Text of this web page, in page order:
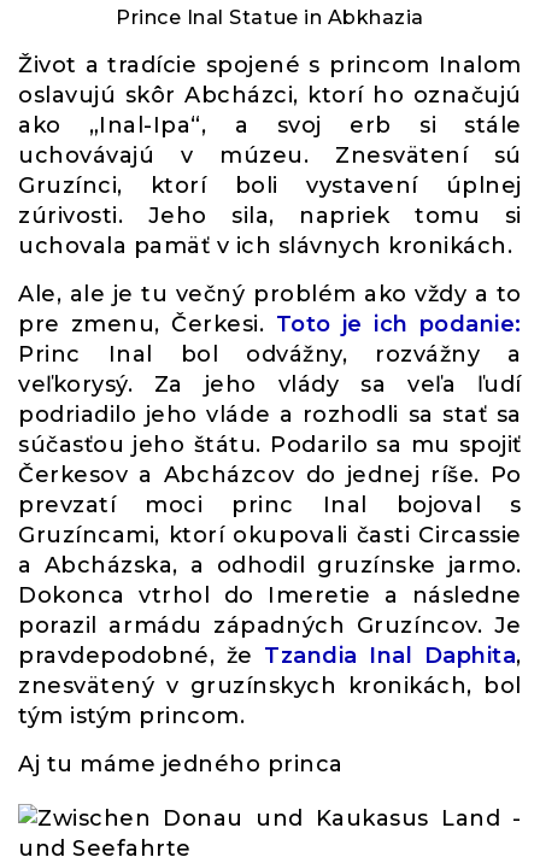
Prince Inal Statue in Abkhazia
Život a tradície spojené s princom Inalom
oslavujú skôr Abcházci, ktorí ho označujú
ako „Inal-Ipa“, a svoj erb si stále
uchovávajú v múzeu. Znesvätení sú
Gruzínci, ktorí boli vystavení úplnej
zúrivosti. Jeho sila, napriek tomu si
uchovala pamäť v ich slávnych kronikách.
Ale, ale je tu večný problém ako vždy a to
pre zmenu, Čerkesi. Toto je ich podanie:
Princ Inal bol odvážny, rozvážny a
veľkorysý. Za jeho vlády sa veľa ľudí
podriadilo jeho vláde a rozhodli sa stať sa
súčasťou jeho štátu. Podarilo sa mu spojiť
Čerkesov a Abcházcov do jednej ríše. Po
prevzatí moci princ Inal bojoval s
Gruzíncami, ktorí okupovali časti Circassie
a Abcházska, a odhodil gruzínske jarmo.
Dokonca vtrhol do Imeretie a následne
porazil armádu západných Gruzíncov. Je
pravdepodobné, že Tzandia Inal Daphita,
znesvätený v gruzínskych kronikách, bol
tým istým princom.
Aj tu máme jedného princa